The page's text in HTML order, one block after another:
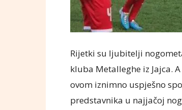
Rijetki su ljubitelji
kluba Metalleghe iz Jajca.
ovom iznimno uspješno
predstavnika u najjačoj